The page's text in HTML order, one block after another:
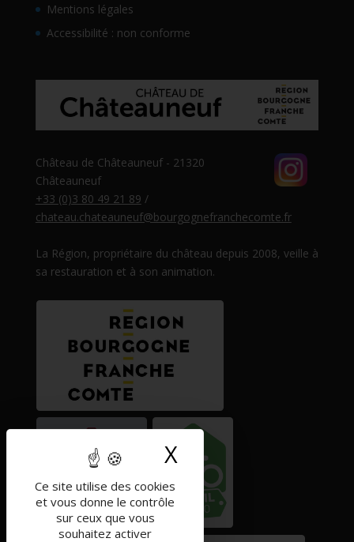
Ce site utilise des cookies
et vous donne le contrôle
sur ceux que vous
souhaitez activer
X Masquer le
Mentions légales
Accessibilité : non conforme
Château de Châteauneuf - 21320
Châteauneuf
+33 (0)3 80 49 21 89 /
chateau.chateauneuf@bourgognefranchecomte.fr
La Région, propriétaire du château depuis 2008, veille à
sa restauration et à son animation.